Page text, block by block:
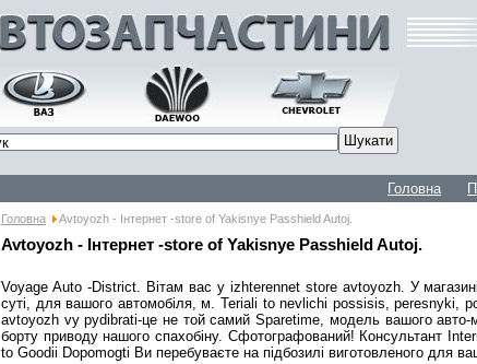
Головна
Головна Avtoyozh - Інтернет -store of Yakisnye Passhield Autoj.
Avtoyozh - Інтернет -store of Yakisnye Passhield Autoj.
Voyage Auto -District. Вітам вас у izhterennet store avtoyozh. У
суті, для вашого автомобіля, м. Teriali to nevlichi possisis, peresnyki,
avtoyozh vy pydibrati-це не той самий Sparetime, модель вашого авто-
борту приводу нашого спахобіну. Сфотографований! Консультант
to Goodii Dopomogti Ви перебуваєте на підбозилі виготовленого для